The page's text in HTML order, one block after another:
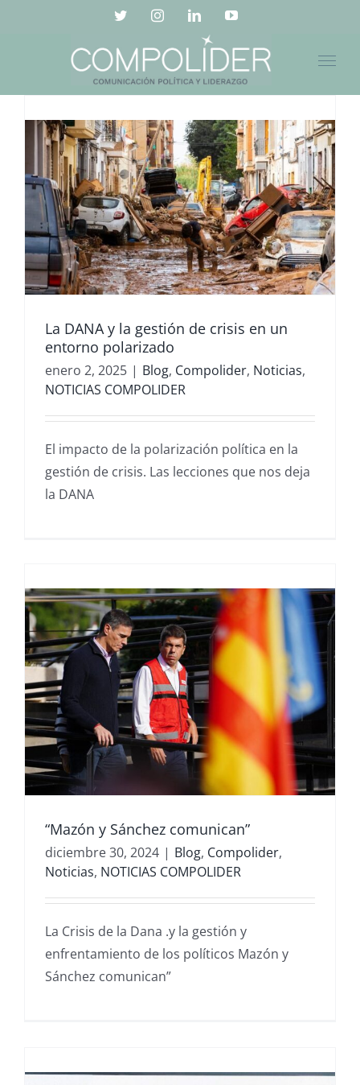
TwitterInstagramLinkedInYouTube
La DANA y la gestión de crisis en un
entorno polarizado
enero 2, 2025 | Blog, Compolider, Noticias,
NOTICIAS COMPOLIDER
El impacto de la polarización política en la
gestión de crisis. Las lecciones que nos deja
la DANA
“Mazón y Sánchez comunican”
diciembre 30, 2024 | Blog, Compolider,
Noticias, NOTICIAS COMPOLIDER
La Crisis de la Dana .y la gestión y
enfrentamiento de los políticos Mazón y
Sánchez comunican”